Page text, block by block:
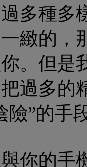
多種多
緻的，
。但是
過多的
險”的手
你的手